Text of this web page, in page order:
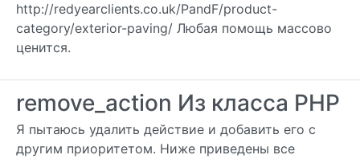
http://redyearclients.co.uk/PandF/product-
category/exterior-paving/ Любая помощь массово
ценится.
remove_action Из класса PHP
Я пытаюсь удалить действие и добавить его с
другим приоритетом. Ниже приведены все